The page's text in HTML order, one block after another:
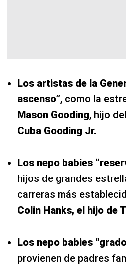
Los artistas de la
ascenso”, como la
Mason Gooding, hijo
Cuba Gooding Jr.
Los nepo babies
hijos de grandes
carreras más
Colin Hanks, el hijo de
Los nepo babies
provienen de padres